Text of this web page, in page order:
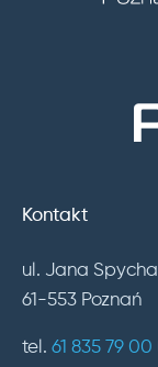
Kontakt
ul. Jana
61-553 Poznań
tel. 61 835 79 00